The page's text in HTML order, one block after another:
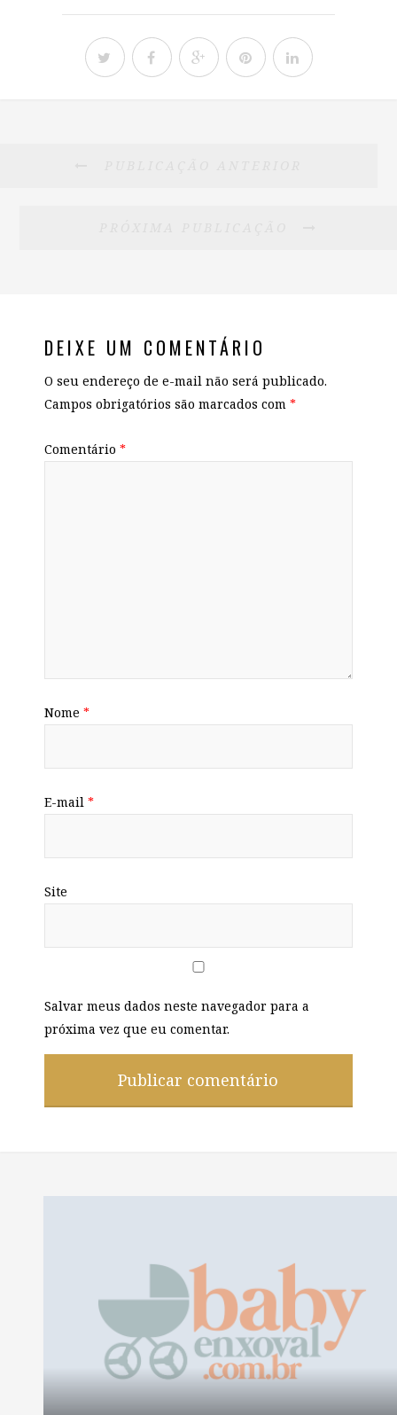
DEIXE UM COMENTÁRIO
O seu endereço de e-mail não será publicado.
Campos obrigatórios são marcados com *
Comentário *
Nome *
E-mail *
Site
Salvar meus dados neste navegador para a
próxima vez que eu comentar.